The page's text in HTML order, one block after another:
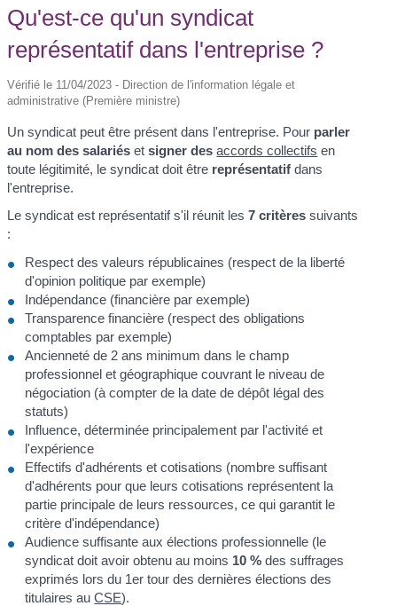
Qu'est-ce qu'un syndicat
représentatif dans l'entreprise ?
Vérifié le 11/04/2023 - Direction de l'information légale et
administrative (Première ministre)
Un syndicat peut être présent dans l'entreprise. Pour parler
au nom des salariés etsigner desaccords collectifs en
toute légitimité, le syndicat doit être représentatif dans
l'entreprise.
Le syndicat est représentatif s'il réunit les 7 critères suivants
:
Respect des valeurs républicaines (respect de la liberté
d'opinion politique par exemple)
Indépendance (financière par exemple)
Transparence financière (respect des obligations
comptables par exemple)
Ancienneté de 2 ans minimum dans le champ
professionnel et géographique couvrant le niveau de
négociation (à compter de la date de dépôt légal des
statuts)
Influence, déterminée principalement par l'activité et
l'expérience
Effectifs d'adhérents et cotisations (nombre suffisant
d'adhérents pour que leurs cotisations représentent la
partie principale de leurs ressources, ce qui garantit le
critère d'indépendance)
Audience suffisante aux élections professionnelle (le
syndicat doit avoir obtenu au moins 10 % des suffrages
exprimés lors du 1er tour des dernières élections des
titulaires auCSE).